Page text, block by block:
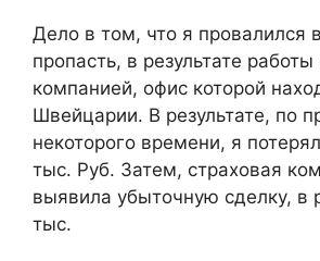
Дело в том, что я провалился
пропасть, в результате
компанией, офис которой
Швейцарии. В результате, по
некоторого времени, я
тыс. Руб. Затем, страховая
выявила убыточную сделку, в
тыс.